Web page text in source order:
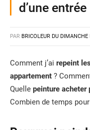
d’une entrée
PAR BRICOLEUR DU DIMANCHE
Comment j’ai repeint
appartement ?
Quelle peinture acheter
Combien de temps